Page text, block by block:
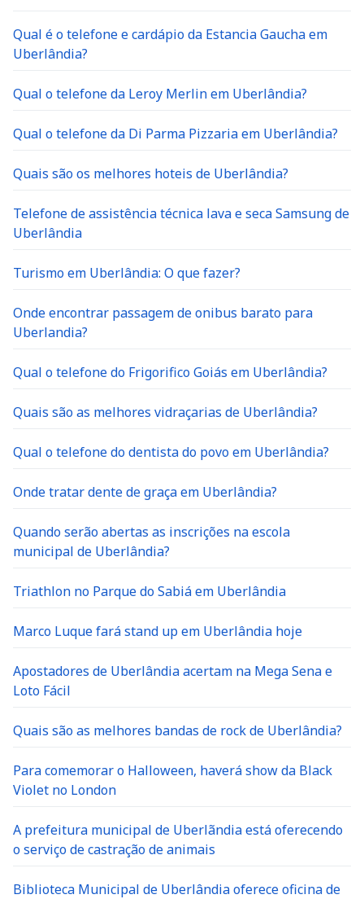
Qual é o telefone e cardápio da Estancia Gaucha em
Uberlândia?
Qual o telefone da Leroy Merlin em Uberlândia?
Qual o telefone da Di Parma Pizzaria em Uberlândia?
Quais são os melhores hoteis de Uberlândia?
Telefone de assistência técnica lava e seca Samsung de
Uberlândia
Turismo em Uberlândia: O que fazer?
Onde encontrar passagem de onibus barato para
Uberlandia?
Qual o telefone do Frigorifico Goiás em Uberlândia?
Quais são as melhores vidraçarias de Uberlândia?
Qual o telefone do dentista do povo em Uberlândia?
Onde tratar dente de graça em Uberlândia?
Quando serão abertas as inscrições na escola
municipal de Uberlândia?
Triathlon no Parque do Sabiá em Uberlândia
Marco Luque fará stand up em Uberlândia hoje
Apostadores de Uberlândia acertam na Mega Sena e
Loto Fácil
Quais são as melhores bandas de rock de Uberlândia?
Para comemorar o Halloween, haverá show da Black
Violet no London
A prefeitura municipal de Uberlãndia está oferecendo
o serviço de castração de animais
Biblioteca Municipal de Uberlândia oferece oficina de